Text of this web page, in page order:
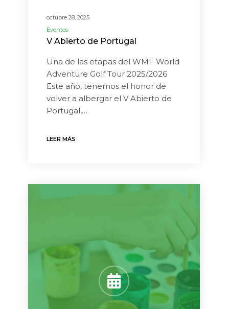
octubre 28, 2025
Eventos
V Abierto de Portugal
Una de las etapas del WMF World
Adventure Golf Tour 2025/2026
Este año, tenemos el honor de
volver a albergar el V Abierto de
Portugal,…
LEER MÁS